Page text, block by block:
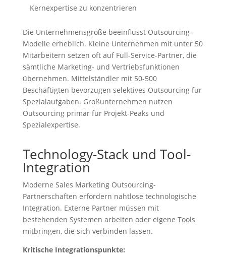
Kernexpertise zu konzentrieren
Die Unternehmensgröße beeinflusst Outsourcing-
Modelle erheblich. Kleine Unternehmen mit unter 50
Mitarbeitern setzen oft auf Full-Service-Partner, die
sämtliche Marketing- und Vertriebsfunktionen
übernehmen. Mittelständler mit 50-500
Beschäftigten bevorzugen selektives Outsourcing für
Spezialaufgaben. Großunternehmen nutzen
Outsourcing primär für Projekt-Peaks und
Spezialexpertise.
Technology-Stack und Tool-
Integration
Moderne Sales Marketing Outsourcing-
Partnerschaften erfordern nahtlose technologische
Integration. Externe Partner müssen mit
bestehenden Systemen arbeiten oder eigene Tools
mitbringen, die sich verbinden lassen.
Kritische Integrationspunkte: